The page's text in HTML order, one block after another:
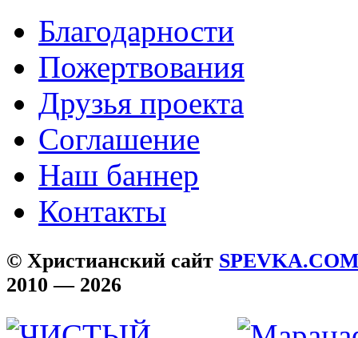
Благодарности
Пожертвования
Друзья проекта
Соглашение
Наш баннер
Контакты
© Христианский сайт
2010 — 2026